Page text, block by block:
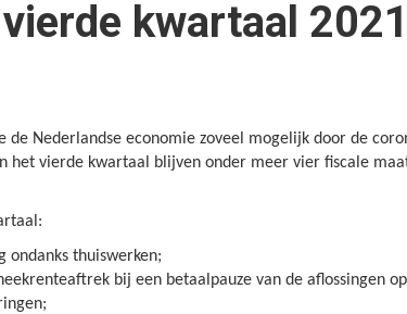
kwartaal 2021
Nederlandse economie zoveel mogelijk door de
het vierde kwartaal blijven onder meer vier fiscale
ondanks thuiswerken;
bij een betaalpauze van de aflossingen